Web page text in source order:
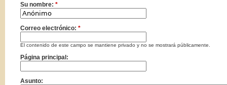
Su nombre: *
Correo electrónico: *
El contenido de este campo se mantiene privado y no se mostrará públicamente.
Página principal:
Asunto: